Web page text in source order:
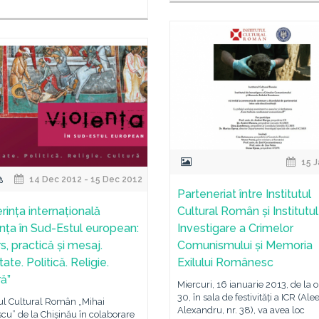
15
Parteneriat între Institutul
Cultural Român și
Investigare a Crimelor
Comunismului și Memoria
Exilului Românesc
Miercuri, 16 ianuarie 2013, de la
30, în sala de festivități a ICR
Alexandru, nr. 38), va avea loc
14 Dec 2012 - 15 Dec 2012
internațională
în Sud-Estul european:
practică și mesaj.
Politică. Religie.
Cultural Român „Mihai
de la Chișinău în colaborare